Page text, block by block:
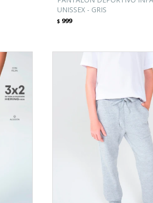
UNISSEX - GRIS
$ 999